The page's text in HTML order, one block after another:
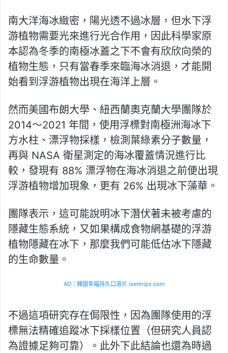
南大洋海冰緻密，陽光透不過冰層，但水下浮
游植物需要光來進行光合作用，因此科學家原
本認為冬季的南極冰蓋之下不會有欣欣向榮的
植物生態，只有當春季來臨海冰消退，才能開
始看到浮游植物出現在海洋上層。
然而美國布朗大學、紐西蘭奧克蘭大學團隊於
2014～2021 年間，使用浮標對南極洲海冰下
方水柱、漂浮物採樣，檢測葉綠素分子數量，
再與 NASA 衛星測定的海冰覆蓋情況進行比
較，發現有 88% 漂浮物在海冰消退之前便出現
浮游植物增加現象，更有 26% 出現冰下藻華。
團隊表示，這可能說明冰下潛伏著未被考慮的
隱藏生態系統，又如果構成食物網基礎的浮游
植物隱藏在冰下，那麼我們可能低估冰下隱藏
的生命數量。
AD：韓國幸福持久口溶片 isentrips.com
不過這項研究存在侷限性，因為團隊使用的浮
標無法精確追蹤冰下採樣位置（但研究人員認
為證據足夠可靠）。此外下此結論也還為時過